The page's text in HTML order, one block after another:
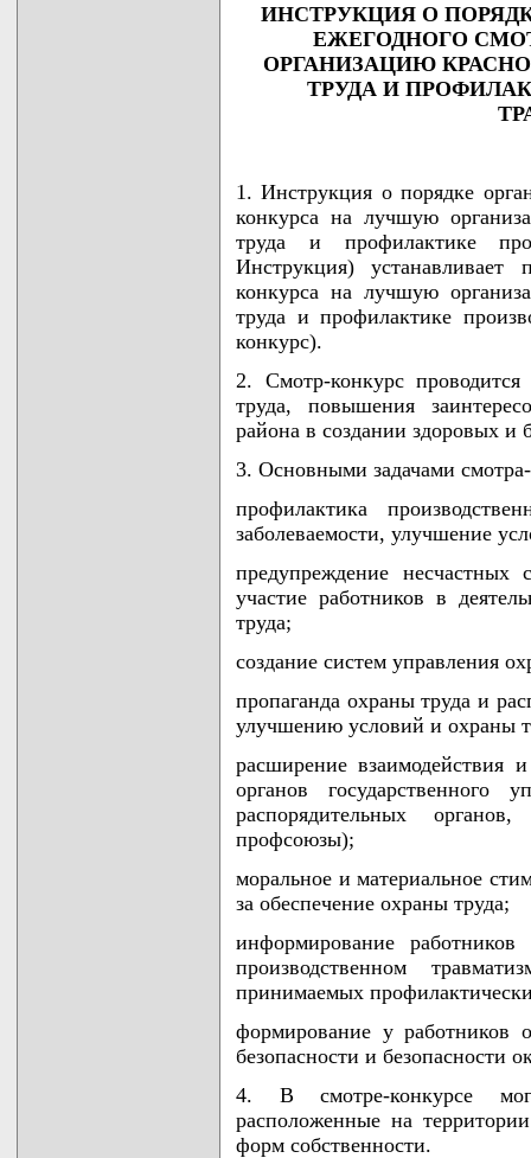
ИНСТРУКЦИЯ О
ЕЖЕГОДНОГО
ОРГАНИЗАЦИЮ
ТРУДА И
1. Инструкция о порядке
конкурса на лучшую
труда и профилактике
Инструкция)
конкурса на лучшую
труда и профилактике
конкурс).
2. Смотр-конкурс
труда, повышения
района в создании здоровых и
3. Основными задачами
профилактика
заболеваемости, улучшение
предупреждение несчастных
участие работников в
труда;
создание систем управления
пропаганда охраны труда и
улучшению условий и охраны
расширение взаимодействия
органов государственного
распорядительных
профсоюзы);
моральное и материальное
за обеспечение охраны труда;
информирование
производственном
принимаемых
формирование у работников
безопасности и безопасности
4. В смотре-конкурсе
расположенные на
форм собственности.